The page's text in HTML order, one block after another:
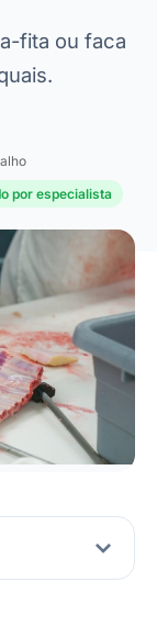
fita ou faca
por especialista